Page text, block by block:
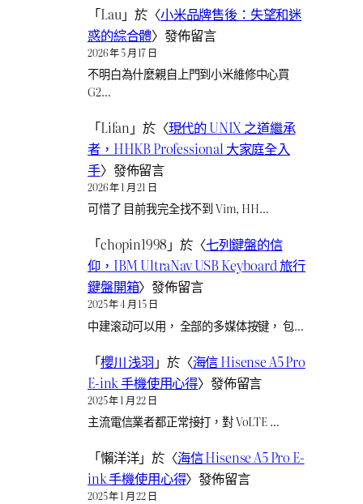
「Lau」於〈小米品牌售後：失望和迷
惑的綜合體〉發佈留言
2026 年 5 月 17 日
不明白為什麼親自上門到小米維修中心買
G2…
「Lifan 」於〈現代的 UNIX 之道繼承
者，HHKB Professional 大家庭全入
手〉發佈留言
2026 年 1 月 21 日
可惜了 目前我完全找不到 Vim, HH…
「chopin1998 」於〈七列鍵盤的信
仰，IBM UltraNav USB Keyboard 旅行
鍵盤開箱〉發佈留言
2025 年 4 月 15 日
中建滚动可以用， 全部的多媒体按键， 包…
「櫻川 浅羽 」於〈海信 Hisense A5 Pro
E-ink 手機使用心得〉發佈留言
2025 年 1 月 22 日
主流電信業者都正常接打，對 VoLTE …
「懶洋洋」於〈海信 Hisense A5 Pro E-
ink 手機使用心得〉發佈留言
2025 年 1 月 22 日